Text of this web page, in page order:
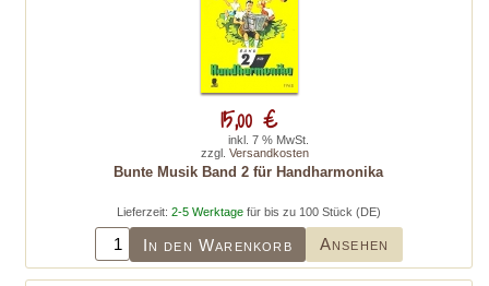
Bunte Musik Band 2 für Handharmonika
Lieferzeit: 2-5 Werktagefür bis zu 100 Stück (DE)
In den Warenkorb Ansehen
15,00 €
inkl. 7 % MwSt.
zzgl. Versandkosten